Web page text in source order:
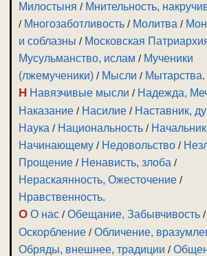
Милостыня / Мнительность,
/ Многозаботливость / Молитва /
и соблазны / Московская
Мусульманство, ислам / Мученики
(лжемученики) / Мысли / Мытарства.
Н Навязчивые мысли / Надежда,
Наказание / Насилие / Наставник,
Наука / Национальность / Начальник
Начинающему / Недовольство /
Прощение / Ненависть, злоба /
Нераскаянность, Ожесточение /
Нравственность.
О О нас /Обещание, Забывчивость
Оскорбление /Обличение,
Обряды, внешнее, традиции /